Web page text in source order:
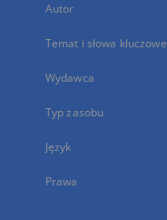
Autor
Temat i słowa kluczowe
Wydawca
Typ zasobu
Język
Prawa